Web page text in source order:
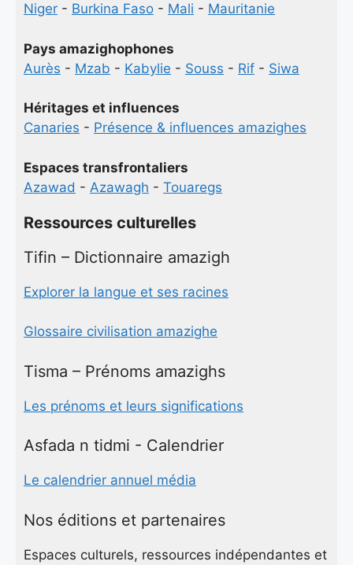
Niger - Burkina Faso - Mali - Mauritanie
Pays amazighophones
Aurès - Mzab - Kabylie - Souss - Rif - Siwa
Héritages et influences
Canaries - Présence & influences amazighes
Espaces transfrontaliers
Azawad - Azawagh - Touaregs
Ressources culturelles
Tifin – Dictionnaire amazigh
Explorer la langue et ses racines
Glossaire civilisation amazighe
Tisma – Prénoms amazighs
Les prénoms et leurs significations
Asfada n tidmi - Calendrier
Le calendrier annuel média
Nos éditions et partenaires
Espaces culturels, ressources indépendantes et